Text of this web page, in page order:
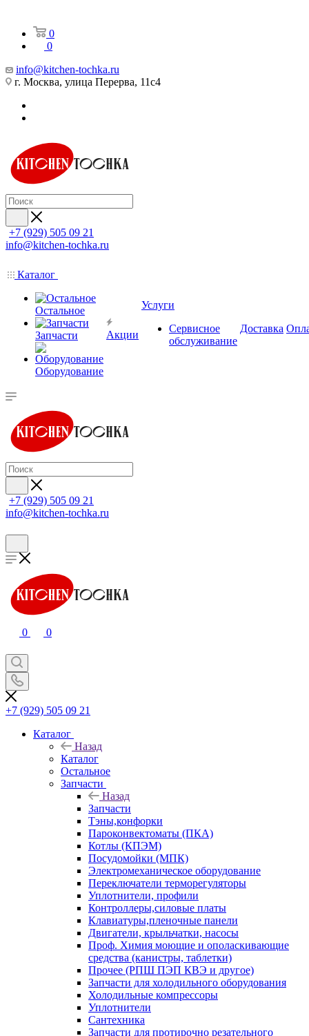
0
0
info@kitchen-tochka.ru
г. Москва, улица Перерва, 11с4
+7 (929) 505 09 21
info@kitchen-tochka.ru
Каталог
Остальное
Запчасти
Оборудование
Акции
Услуги
Сервисное
обслуживание
Доставка
+7 (929) 505 09 21
info@kitchen-tochka.ru
0 0
+7 (929) 505 09 21
Каталог
Назад
Каталог
Остальное
Запчасти
Назад
Запчасти
Тэны,конфорки
Пароконвектоматы (ПКА)
Котлы (КПЭМ)
Посудомойки (МПК)
Электромеханическое оборудование
Переключатели терморегуляторы
Уплотнители, профили
Контроллеры,силовые платы
Клавиатуры,пленочные панели
Двигатели, крыльчатки, насосы
Проф. Химия моющие и ополаскивающие
средства (канистры, таблетки)
Прочее (РПШ ПЭП КВЭ и другое)
Запчасти для холодильного оборудования
Холодильные компрессоры
Уплотнители
Сантехника
Запчасти для протирочно резательного